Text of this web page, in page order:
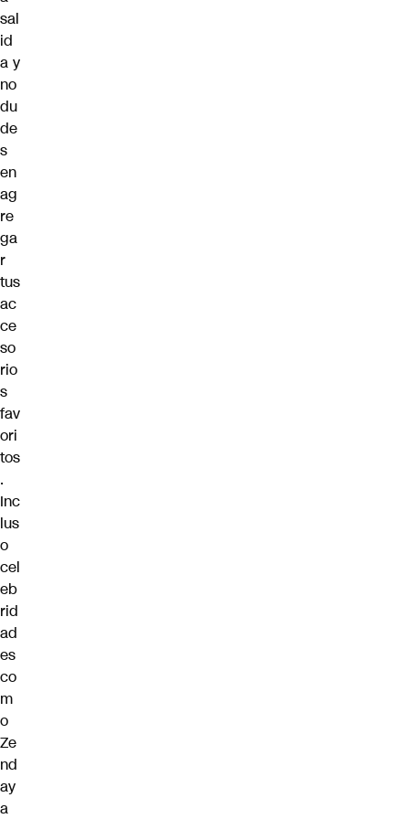
sal
id
a y
no
du
de
s
en
ag
re
ga
r
tus
ac
ce
so
rio
s
fav
ori
tos
.
Inc
lus
o
cel
eb
rid
ad
es
co
m
o
Ze
nd
ay
a